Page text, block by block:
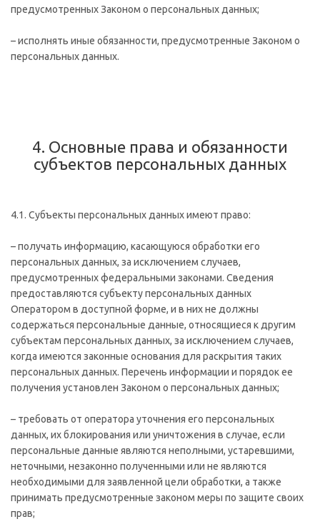
предусмотренных Законом о персональных данных;
– исполнять иные обязанности, предусмотренные Законом о
персональных данных.
4. Основные права и обязанности
субъектов персональных данных
4.1. Субъекты персональных данных имеют право:
– получать информацию, касающуюся обработки его
персональных данных, за исключением случаев,
предусмотренных федеральными законами. Сведения
предоставляются субъекту персональных данных
Оператором в доступной форме, и в них не должны
содержаться персональные данные, относящиеся к другим
субъектам персональных данных, за исключением случаев,
когда имеются законные основания для раскрытия таких
персональных данных. Перечень информации и порядок ее
получения установлен Законом о персональных данных;
– требовать от оператора уточнения его персональных
данных, их блокирования или уничтожения в случае, если
персональные данные являются неполными, устаревшими,
неточными, незаконно полученными или не являются
необходимыми для заявленной цели обработки, а также
принимать предусмотренные законом меры по защите своих
прав;